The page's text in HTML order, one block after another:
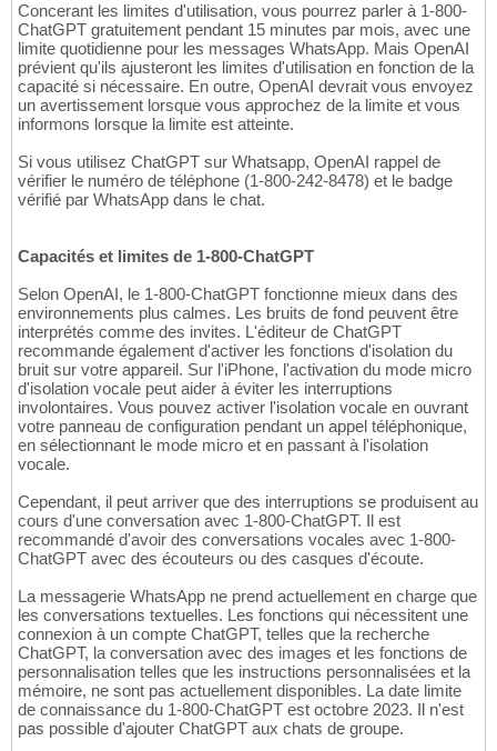
Concerant les limites d'utilisation, vous pourrez parler à 1-800-
ChatGPT gratuitement pendant 15 minutes par mois, avec une
limite quotidienne pour les messages WhatsApp. Mais OpenAI
prévient qu'ils ajusteront les limites d'utilisation en fonction de la
capacité si nécessaire. En outre, OpenAI devrait vous envoyez
un avertissement lorsque vous approchez de la limite et vous
informons lorsque la limite est atteinte.
Si vous utilisez ChatGPT sur Whatsapp, OpenAI rappel de
vérifier le numéro de téléphone (1-800-242-8478) et le badge
vérifié par WhatsApp dans le chat.
Capacités et limites de 1-800-ChatGPT
Selon OpenAI, le 1-800-ChatGPT fonctionne mieux dans des
environnements plus calmes. Les bruits de fond peuvent être
interprétés comme des invites. L'éditeur de ChatGPT
recommande également d'activer les fonctions d'isolation du
bruit sur votre appareil. Sur l'iPhone, l'activation du mode micro
d'isolation vocale peut aider à éviter les interruptions
involontaires. Vous pouvez activer l'isolation vocale en ouvrant
votre panneau de configuration pendant un appel téléphonique,
en sélectionnant le mode micro et en passant à l'isolation
vocale.
Cependant, il peut arriver que des interruptions se produisent au
cours d'une conversation avec 1-800-ChatGPT. Il est
recommandé d'avoir des conversations vocales avec 1-800-
ChatGPT avec des écouteurs ou des casques d'écoute.
La messagerie WhatsApp ne prend actuellement en charge que
les conversations textuelles. Les fonctions qui nécessitent une
connexion à un compte ChatGPT, telles que la recherche
ChatGPT, la conversation avec des images et les fonctions de
personnalisation telles que les instructions personnalisées et la
mémoire, ne sont pas actuellement disponibles. La date limite
de connaissance du 1-800-ChatGPT est octobre 2023. Il n'est
pas possible d'ajouter ChatGPT aux chats de groupe.